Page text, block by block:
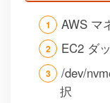
AWS マ
EC2 ダ
/dev/
択